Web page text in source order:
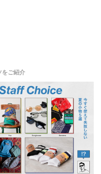
をご紹介